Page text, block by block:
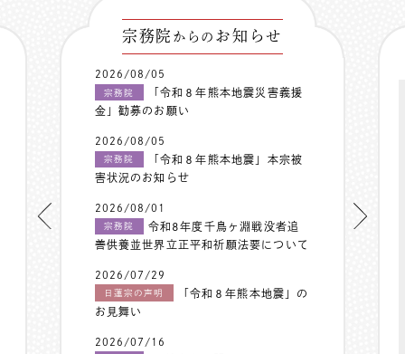
宗務院 からの お知らせ
2026/08/05
宗務院
「令和８年熊本地震災害義援
金」勧募のお願い
2026/08/05
宗務院
「令和８年熊本地震」本宗被
害状況のお知らせ
2026/08/01
宗務院
令和8年度千鳥ヶ淵戦没者追
善供養並世界立正平和祈願法要について
2026/07/29
日蓮宗の声明
「令和８年熊本地震」の
お見舞い
2026/07/16